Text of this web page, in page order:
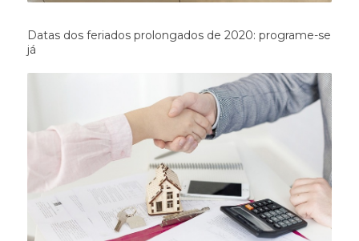
Datas dos feriados prolongados de 2020: programe-se
já